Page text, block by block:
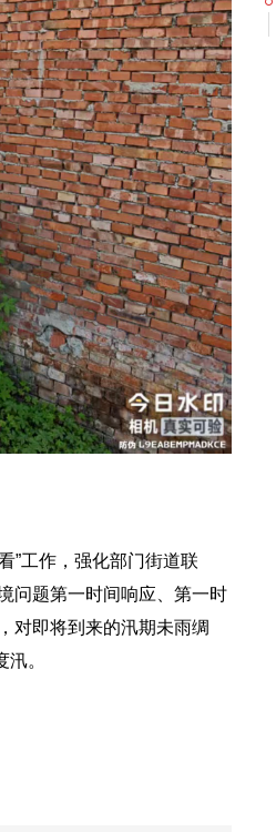
”工作，强化部门街道联
问题第一时间响应、第一时
对即将到来的汛期未雨绸
。